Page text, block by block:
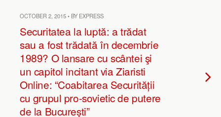
OCTOBER 2, 2015 • BY EXPRESS
Securitatea la luptă: a trădat
sau a fost trădată în decembrie
1989? O lansare cu scântei şi
un capitol incitant via Ziaristi
Online: “Coabitarea Securității
cu grupul pro-sovietic de putere
de la București”